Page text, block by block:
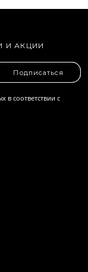
И АКЦИИ
Подписаться
в соответствии с